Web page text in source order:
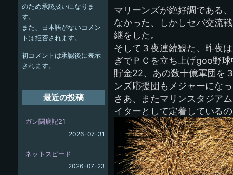
マリーンズが絶好調である
なかった、しかしセバ交流
継をした。
そして３夜連続観た、昨夜
ぎでＰＣを立ち上げgoo野
貯金22、あの数十億軍団を
ンズ応援団もメジャーになっ
さあ、またマリンスタジア
イターとして定着しているの
のため承認扱いになりま
す。
また、日本語がないコメン
トは拒否されます。
初コメントは承認後に表示
されます。
最近の投稿
ガン闘病記21
2026-07-31
ネットスピード
2026-07-23